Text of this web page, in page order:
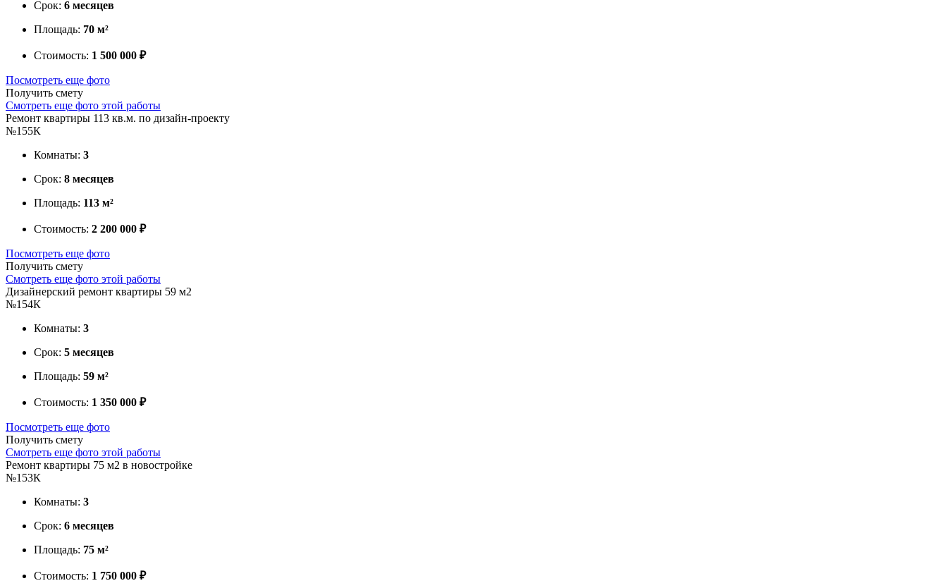
Срок: 6 месяцев
Площадь: 70 м²
Стоимость: 1 500 000 ₽
Посмотреть еще фото
Получить смету
Смотреть еще фото этой работы
Ремонт квартиры 113 кв.м. по дизайн-проекту
№155К
Комнаты: 3
Срок: 8 месяцев
Площадь: 113 м²
Стоимость: 2 200 000 ₽
Посмотреть еще фото
Получить смету
Смотреть еще фото этой работы
Дизайнерский ремонт квартиры 59 м2
№154К
Комнаты: 3
Срок: 5 месяцев
Площадь: 59 м²
Стоимость: 1 350 000 ₽
Посмотреть еще фото
Получить смету
Смотреть еще фото этой работы
Ремонт квартиры 75 м2 в новостройке
№153К
Комнаты: 3
Срок: 6 месяцев
Площадь: 75 м²
Стоимость: 1 750 000 ₽